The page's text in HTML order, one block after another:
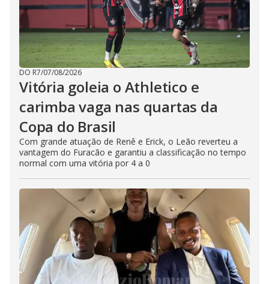
DO R7/07/08/2026
Vitória goleia o Athletico e
carimba vaga nas quartas da
Copa do Brasil
Com grande atuação de Renê e Erick, o Leão reverteu a
vantagem do Furacão e garantiu a classificação no tempo
normal com uma vitória por 4 a 0